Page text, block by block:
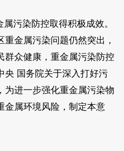
污染防控取得积极成效。
重金属污染问题仍然突出，
群众健康，重金属污染防控
央 国务院关于深入打好污
为进一步强化重金属污染物
金属环境风险，制定本意